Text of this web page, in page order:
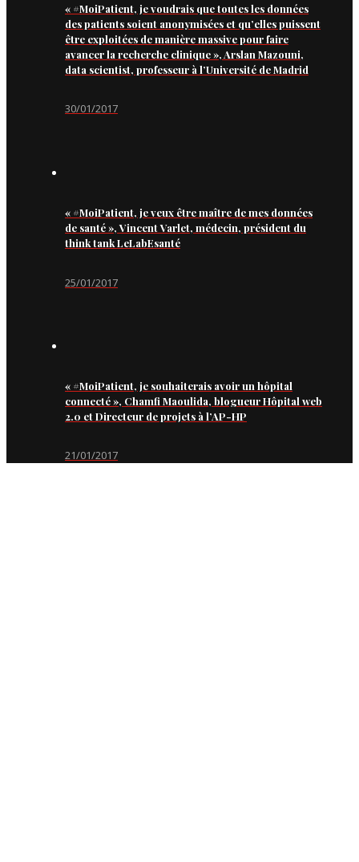
« #MoiPatient, je voudrais que toutes les données
des patients soient anonymisées et qu’elles puissent
être exploitées de manière massive pour faire
avancer la recherche clinique », Arslan Mazouni,
data scientist, professeur à l’Université de Madrid
30/01/2017
« #MoiPatient, je veux être maître de mes données
de santé », Vincent Varlet, médecin, président du
think tank LeLabEsanté
25/01/2017
« #MoiPatient, je souhaiterais avoir un hôpital
connecté », Chamfi Maoulida, blogueur Hôpital web
2.0 et Directeur de projets à l’AP-HP
21/01/2017